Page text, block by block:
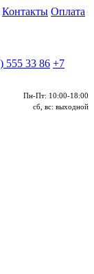
Контакты Оплата
555 33 86 +7
Пн-Пт: 10:00-18:00
сб, вс: выходной